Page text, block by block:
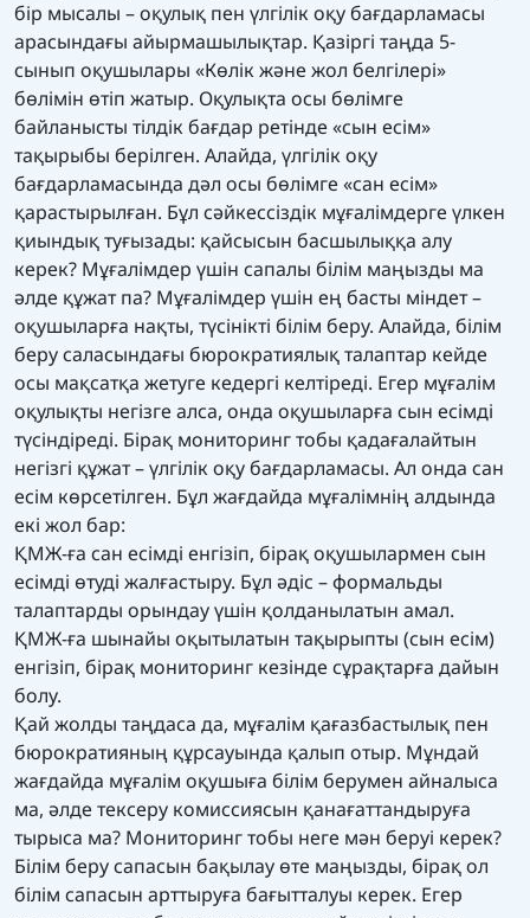
бір мысалы – оқулық пен үлгілік оқу бағдарламасы
арасындағы айырмашылықтар. Қазіргі таңда 5-
сынып оқушылары «Көлік және жол белгілері»
бөлімін өтіп жатыр. Оқулықта осы бөлімге
байланысты тілдік бағдар ретінде «сын есім»
тақырыбы берілген. Алайда, үлгілік оқу
бағдарламасында дәл осы бөлімге «сан есім»
қарастырылған. Бұл сәйкессіздік мұғалімдерге үлкен
қиындық туғызады: қайсысын басшылыққа алу
керек? Мұғалімдер үшін сапалы білім маңызды ма
әлде құжат па? Мұғалімдер үшін ең басты міндет –
оқушыларға нақты, түсінікті білім беру. Алайда, білім
беру саласындағы бюрократиялық талаптар кейде
осы мақсатқа жетуге кедергі келтіреді. Егер мұғалім
оқулықты негізге алса, онда оқушыларға сын есімді
түсіндіреді. Бірақ мониторинг тобы қадағалайтын
негізгі құжат – үлгілік оқу бағдарламасы. Ал онда сан
есім көрсетілген. Бұл жағдайда мұғалімнің алдында
екі жол бар:
ҚМЖ-ға сан есімді енгізіп, бірақ оқушылармен сын
есімді өтуді жалғастыру. Бұл әдіс – формальды
талаптарды орындау үшін қолданылатын амал.
ҚМЖ-ға шынайы оқытылатын тақырыпты (сын есім)
енгізіп, бірақ мониторинг кезінде сұрақтарға дайын
болу.
Қай жолды таңдаса да, мұғалім қағазбастылық пен
бюрократияның құрсауында қалып отыр. Мұндай
жағдайда мұғалім оқушыға білім берумен айналыса
ма, әлде тексеру комиссиясын қанағаттандыруға
тырыса ма? Мониторинг тобы неге мән беруі керек?
Білім беру сапасын бақылау өте маңызды, бірақ ол
білім сапасын арттыруға бағытталуы керек. Егер